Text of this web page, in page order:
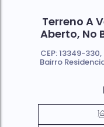
Terreno A
Aberto, No
CEP: 13349-330,
Bairro